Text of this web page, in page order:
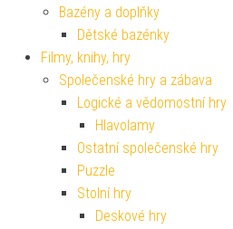
Bazény a doplňky
Dětské bazénky
Filmy, knihy, hry
Společenské hry a zábava
Logické a vědomostní hry
Hlavolamy
Ostatní společenské hry
Puzzle
Stolní hry
Deskové hry